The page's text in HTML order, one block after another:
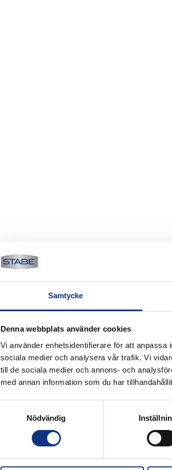
Samtycke
Denna webbplats använder cookies
Vi använder enhetsidentifierare för att anpassa
sociala medier och analysera vår trafik. Vi
till de sociala medier och annons- och
med annan information som du har
Nödvändig